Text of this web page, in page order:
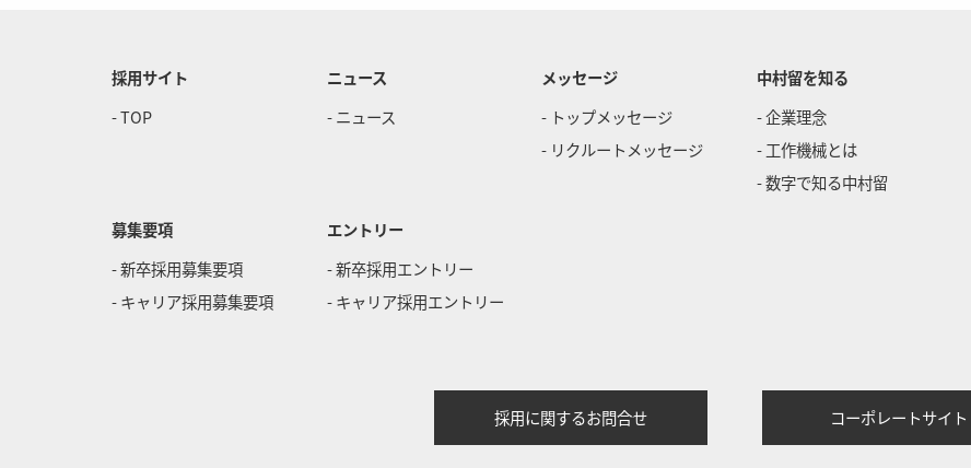
採用サイト
- TOP
ニュース
- ニュース
メッセージ
- トップメッセージ
- リクルートメッセージ
中村留を知る
- 企業理念
- 工作機械とは
- 数字で知る中村留
募集要項
- 新卒採用募集要項
- キャリア採用募集要項
エントリー
- 新卒採用エントリー
- キャリア採用エントリー
採用に関するお問合せ コーポレートサイト